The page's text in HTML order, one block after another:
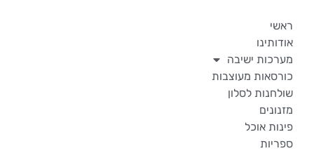
ראשי
אודותינו
מערכות ישיבה
כורסאות מעוצבות
שולחנות לסלון
מזנונים
פינות אוכל
ספריות